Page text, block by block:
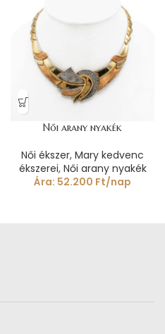
Női arany nyakék
Női ékszer, Mary kedvenc
ékszerei, Női arany nyakék
Ára: 52.200 Ft/nap